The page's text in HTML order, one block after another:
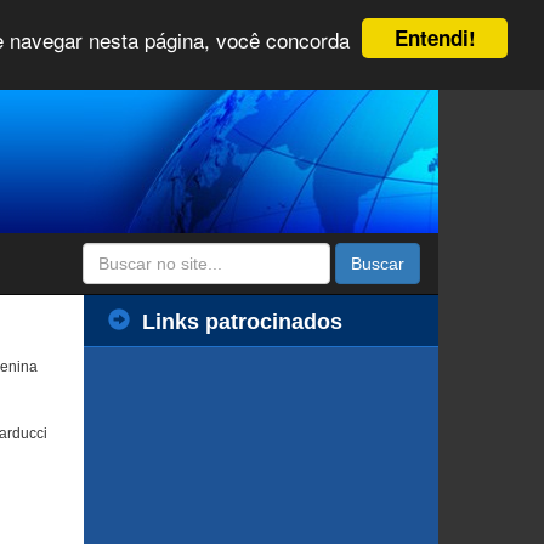
Entendi!
nesta página, você concorda
Buscar
Links patrocinados